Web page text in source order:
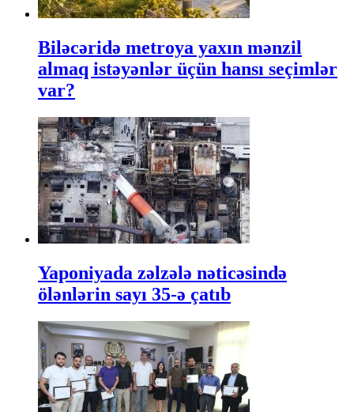
Biləcəridə metroya yaxın mənzil
almaq istəyənlər üçün hansı seçimlər
var?
Yaponiyada zəlzələ nəticəsində
ölənlərin sayı 35-ə çatıb